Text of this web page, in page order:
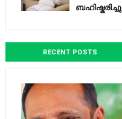
ബഹിഷ്കരിച്ചു
RECENT POSTS